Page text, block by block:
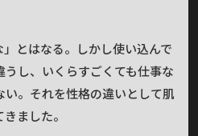
とはなる。しかし使い込んで
し、いくらすごくても仕事な
い。それを性格の違いとして肌
ました。